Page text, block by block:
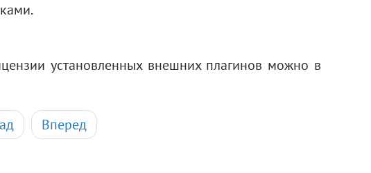
установленных внешних плагинов можно в
Вперед